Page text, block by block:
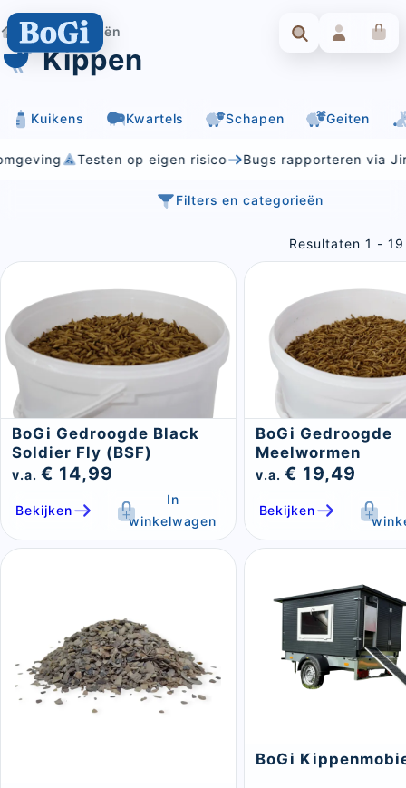
Categorieën
Kippen
Kuikens Kwartels Schapen Geiten
Testen op eigen risico Bugs rapporteren via Jira Dit
Filters en categorieën
Resultaten 1 -
BoGi Gedroogde Black
Soldier Fly (BSF)
v.a. € 14,99
Bekijken
In
winkelwagen
BoGi Gedroogde
Meelwormen
v.a. € 19,49
Bekijken
BoGi